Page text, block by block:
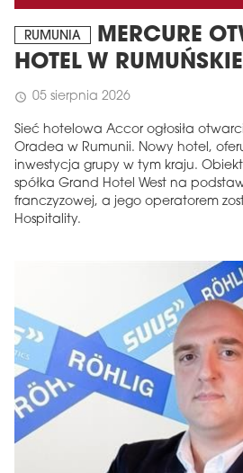
RUMUNIA
MERCURE
HOTEL W
schedule 05 sierpnia 2026
Sieć hotelowa Accor ogłosiła
Oradea w Rumunii. Nowy hotel,
inwestycja grupy w tym kraju.
spółka Grand Hotel West na
franczyzowej, a jego operatorem
Hospitality.